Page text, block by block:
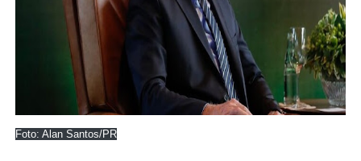
Foto: Alan Santos/PR